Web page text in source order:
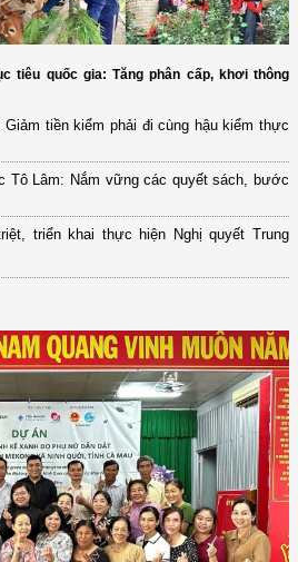
tiêu quốc gia: Tăng phân cấp, khơi thông
tiền kiểm phải đi cùng hậu kiểm thực
Tô Lâm: Nắm vững các quyết sách, bước
triển khai thực hiện Nghị quyết Trung